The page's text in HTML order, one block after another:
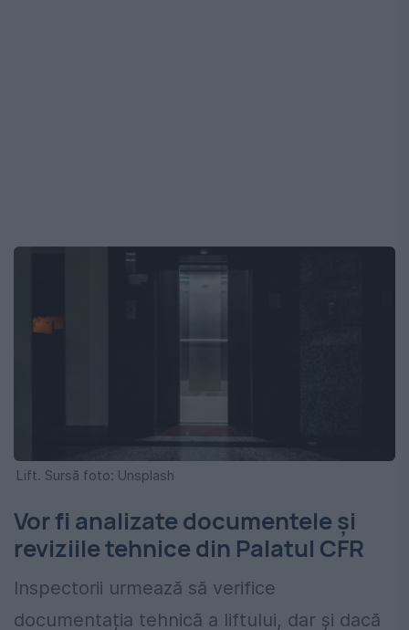
Lift. Sursă foto: Unsplash
Vor fi analizate documentele și
reviziile tehnice din Palatul CFR
Inspectorii urmează să verifice
documentația tehnică a liftului, dar și dacă